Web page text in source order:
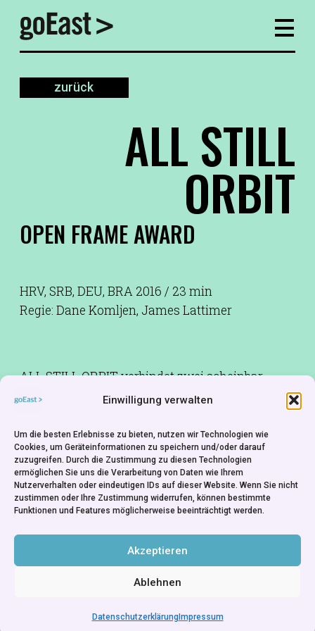
Einwilligung verwalten
Um die besten Erlebnisse zu bieten, nutzen wir Technologien wie
Cookies, um Geräteinformationen zu speichern und/oder darauf
zuzugreifen. Durch die Zustimmung zu diesen Technologien
ermöglichen Sie uns die Verarbeitung von Daten wie Ihrem
Nutzerverhalten oder eindeutigen IDs auf dieser Website. Wenn Sie nicht
zustimmen oder Ihre Zustimmung widerrufen, können bestimmte
Funktionen und Features möglicherweise beeinträchtigt werden.
Akzeptieren
Ablehnen
DatenschutzerklärungImpressum
zurück
ALL STILL
ORBIT
OPEN FRAME AWARD
HRV, SRB, DEU, BRA 2016 / 23 min
Regie: Dane Komljen, James Lattimer
ALL STILL ORBIT verbindet zwei scheinbar
zusammenhanglose Momente bei der Erbauung
Heiligen, der die Gründung rechtfertigt, und eine
kleine Stadt, errichtet von den Bauarbeitern der
neuen Hauptstadt für sich und ihre Familien.
Sind alle Träume gleich gemacht? Manchmal
fühlt sich ein Dokumentarfilm wie ein Märchen